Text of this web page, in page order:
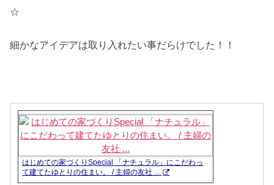
☆
細かなアイデアは取り入れたい事だらけでした！！
はじめての家づくりSpecial 「ナチュラル」にこだわっ
て建てたゆとりの住まい。 / 主婦の友社 …